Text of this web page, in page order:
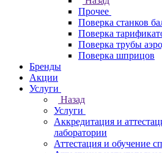
Прочее
Поверка станков
Поверка
Поверка трубы
Поверка шприцов
Бренды
Акции
Услуги
Назад
Услуги
Аккредитация и
лаборатории
Аттестация и обучение